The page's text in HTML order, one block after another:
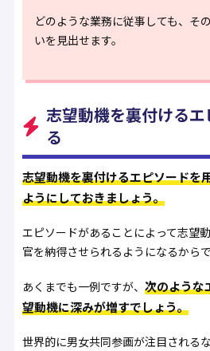
どのような業務に従事しても、そ
いを見出せます。
志望動機を裏付ける
る
志望動機を裏付けるエピソードを
ようにしておきましょう。
エピソードがあることによって志望
官を納得させられるようになるからで
あくまでも一例ですが、 次のような
望動機に深みが増すでしょう。
世界的に男女共同参画が注目される